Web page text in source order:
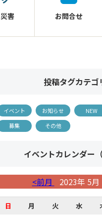
災害 お問合せ
投稿タグカテゴ
イベント お知らせ NEW
募集
その他
イベントカレンダー（
<前月 2023年 5月
日 月 火 水